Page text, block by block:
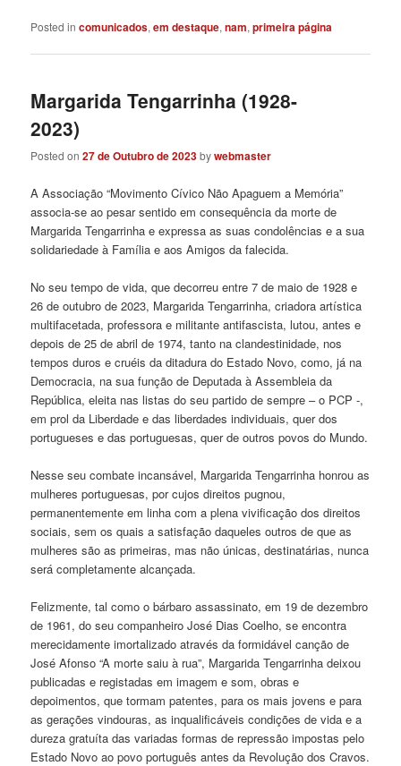
Posted in comunicados,em destaque,nam,primeira página
Margarida Tengarrinha (1928-
2023)
Posted on27 de Outubro de 2023bywebmaster
A Associação “Movimento Cívico Não Apaguem a Memória”
associa-se ao pesar sentido em consequência da morte de
Margarida Tengarrinha e expressa as suas condolências e a sua
solidariedade à Família e aos Amigos da falecida.
No seu tempo de vida, que decorreu entre 7 de maio de 1928 e
26 de outubro de 2023, Margarida Tengarrinha, criadora artística
multifacetada, professora e militante antifascista, lutou, antes e
depois de 25 de abril de 1974, tanto na clandestinidade, nos
tempos duros e cruéis da ditadura do Estado Novo, como, já na
Democracia, na sua função de Deputada à Assembleia da
República, eleita nas listas do seu partido de sempre – o PCP -,
em prol da Liberdade e das liberdades individuais, quer dos
portugueses e das portuguesas, quer de outros povos do Mundo.
Nesse seu combate incansável, Margarida Tengarrinha honrou as
mulheres portuguesas, por cujos direitos pugnou,
permanentemente em linha com a plena vivificação dos direitos
sociais, sem os quais a satisfação daqueles outros de que as
mulheres são as primeiras, mas não únicas, destinatárias, nunca
será completamente alcançada.
Felizmente, tal como o bárbaro assassinato, em 19 de dezembro
de 1961, do seu companheiro José Dias Coelho, se encontra
merecidamente imortalizado através da formidável canção de
José Afonso “A morte saiu à rua”, Margarida Tengarrinha deixou
publicadas e registadas em imagem e som, obras e
depoimentos, que tormam patentes, para os mais jovens e para
as gerações vindouras, as inqualificáveis condições de vida e a
dureza gratuíta das variadas formas de repressão impostas pelo
Estado Novo ao povo português antes da Revolução dos Cravos.